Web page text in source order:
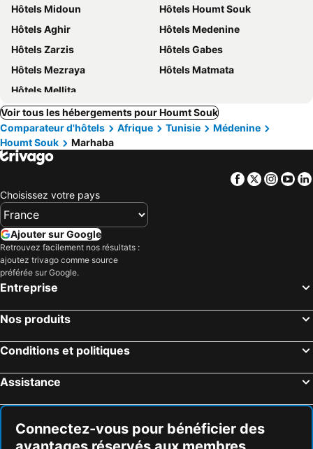
Hôtels Midoun
Hôtels Houmt Souk
Hôtels Aghir
Hôtels Medenine
Hôtels Zarzis
Hôtels Gabes
Hôtels Mezraya
Hôtels Matmata
Hôtels Mellita
Voir tous les hébergements pour Houmt Souk
Comparateur d'hôtels
Afrique Tunisie
Médenine
Houmt Souk
Marhaba
Facebook
Twitter
Choisissez votre pays
Ajouter sur Google
Retrouvez facilement nos résultats :
ajoutez trivago comme source
préférée sur Google.
Entreprise
Nos produits
Conditions et politiques
Assistance
Connectez-vous pour bénéficier des